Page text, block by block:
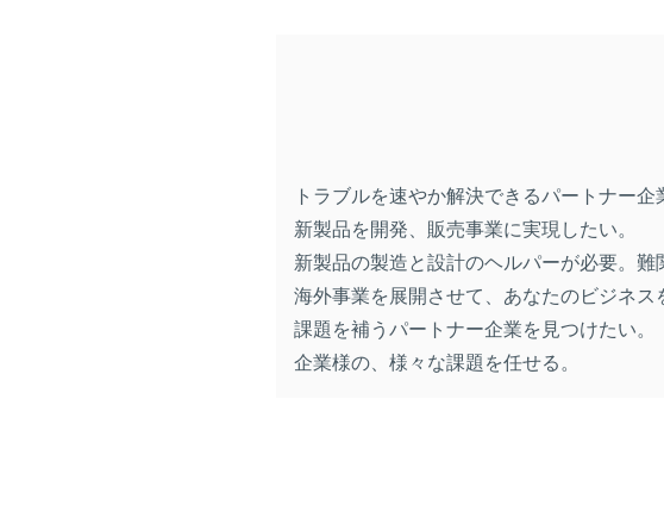
トラブルを速やか解決できるパートナー
新製品を開発、販売事業に実現したい。
新製品の製造と設計のヘルパーが必要。難
海外事業を展開させて、あなたのビジネス
課題を補うパートナー企業を見つけたい。
企業様の、様々な課題を任せる。